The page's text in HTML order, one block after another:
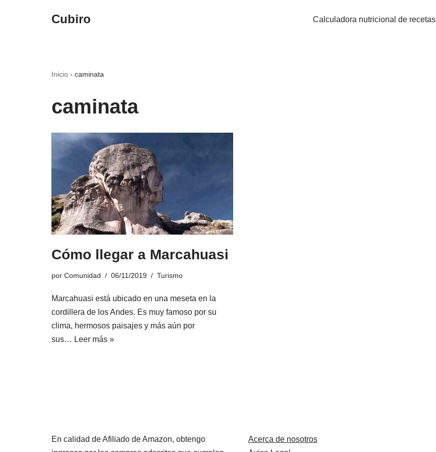
Cubiro Calculadora nutricional de recetas
Inicio - caminata
caminata
Cómo llegar a Marcahuasi
por Comunidad 06/11/2019 Turismo
Marcahuasi está ubicado en una meseta en la
cordillera de los Andes. Es muy famoso por su
clima, hermosos paisajes y más aún por
sus… Leer más »
En calidad de Afiliado de Amazon, obtengo
Acerca de nosotros